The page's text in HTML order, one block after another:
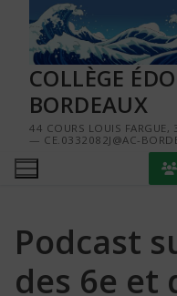
contenu
COLLÈGE
BORDEAUX
44 COURS LOUIS
— CE.0332082J@AC-
Podcast
des 6e et